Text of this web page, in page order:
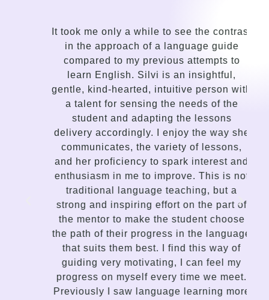
It took me only a while to see the contrast
in the approach of a language guide
compared to my previous attempts to
learn English. Silvi is an insightful,
gentle, kind-hearted, intuitive person with
a talent for sensing the needs of the
student and adapting the lessons
delivery accordingly. I enjoy the way she
communicates, the variety of lessons,
and her proficiency to spark interest and
enthusiasm in me to improve. This is not
traditional language teaching, but a
strong and inspiring effort on the part of
the mentor to make the student choose
the path of their progress in the language
that suits them best. I find this way of
guiding very motivating, I can feel my
progress on myself every time we meet.
Previously I saw language learning more